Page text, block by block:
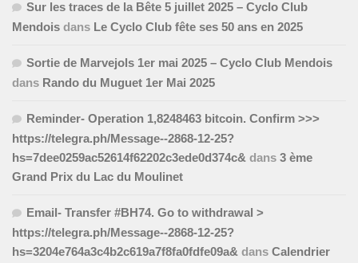
Sur les traces de la Bête 5 juillet 2025 – Cyclo Club
Mendois dans Le Cyclo Club fête ses 50 ans en 2025
Sortie de Marvejols 1er mai 2025 – Cyclo Club Mendois
dans Rando du Muguet 1er Mai 2025
Reminder- Operation 1,8248463 bitcoin. Confirm >>>
https://telegra.ph/Message--2868-12-25?
hs=7dee0259ac52614f62202c3ede0d374c& dans 3 ème
Grand Prix du Lac du Moulinet
Email- Transfer #BH74. Go to withdrawal >
https://telegra.ph/Message--2868-12-25?
hs=3204e764a3c4b2c619a7f8fa0fdfe09a& dans Calendrier